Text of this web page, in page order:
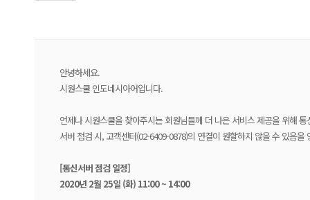
안녕하세요.
시원스쿨 인도네시아어입니다.
언제나 시원스쿨을 찾아주시는 회원님들께 더 나은 서비스 제공을 위해
서버 점검 시, 고객센터(02-6409-0878)의 연결이 원할하지 않을 수 있음을
[통신서버 점검 일정]
2020년 2월 25일 (화) 11:00 ~ 14:00